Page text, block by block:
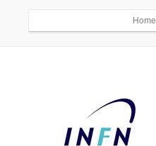
Home